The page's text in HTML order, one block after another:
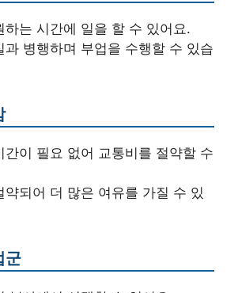
하는 시간에 일을 할 수 있어요.
과 병행하며 부업을 수행할 수 있습
간이 필요 없어 교통비를 절약할 수
약되어 더 많은 여유를 가질 수 있
군